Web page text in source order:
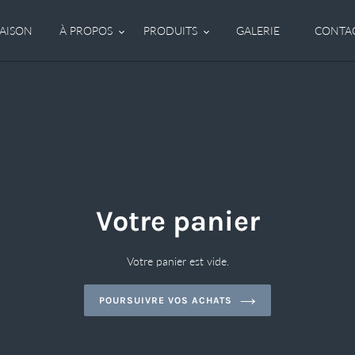
À PROPOS PRODUITS GALERIE
Votre panier
Votre panier est vide.
POURSUIVRE VOS ACHATS